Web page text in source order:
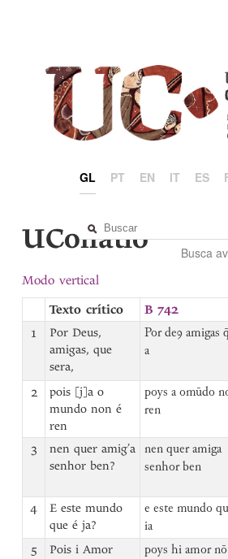
GL PT EN IT ES
Busca
UCollatio
Modo vertical
Texto crítico
B 742
1
Por Deus,
amigas, que
sera,
Por deꝯ amigas
a
2
pois [j]a o
mundo non é
ren
poys a omūdo
ren
3
nen quer amig’a
senhor ben?
nen quer amiga
senhor ben
4
E este mundo
que é ja?
e este mundo
ia
5
Pois i Amor
poys hi amor nō